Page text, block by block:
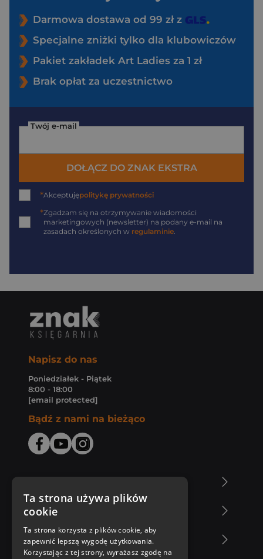
Darmowa dostawa od 99 zł z
Specjalne zniżki tylko dla klubowiczów
Pakiet zakładek Art Ladies za 1 zł
Brak opłat za uczestnictwo
Twój e-mail
DOŁĄCZ DO ZNAK EKSTRA
*Akceptujępolitykę prywatności
*Zgadzam się na otrzymywanie wiadomości
marketingowych (newsletter) na podany e-mail na
zasadach określonych w regulaminie.
Napisz do nas
Poniedziałek - Piątek
8:00 - 18:00
[email protected]
Bądź z nami na bieżąco
Zakupy u nas
Nasza oferta
Ta strona używa plików
cookie
Ta strona korzysta z plików cookie, aby
zapewnić lepszą wygodę użytkowania.
Korzystając z tej strony, wyrażasz zgodę na